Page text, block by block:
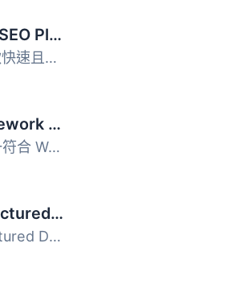
SEOPress – AI SEO Plugin & On-site SEO
SEOPress 是一款快速且注重隱私的 WordPress SEO 外掛，專為 ...
The SEO Framework – Fast, Automated, Effortless.
這是最快速且唯一符合 WordPress 和搜尋引擎規定的 SEO 外掛...
Schema & Structured Data for WP & AMP
Schema & Structured Data for WP & AMP 外掛根據 Sc...